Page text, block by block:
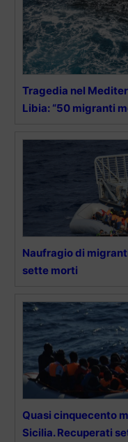
Tragedia nel
Libia: “50 migranti
Naufragio di
sette morti
Quasi cinquecento
Sicilia. Recuperati